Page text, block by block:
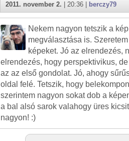
2011. november 2. | 20:36 | berczy79
Nekem nagyon tetszik a
megválasztása is.
képeket. Jó az elrendezés,
elrendezés, hogy perspektivikus,
az az első gondolat. Jó, ahogy
oldal felé. Tetszik, hogy
szerintem nagyon sokat dob a
a bal alsó sarok valahogy üres
nagyon! :)